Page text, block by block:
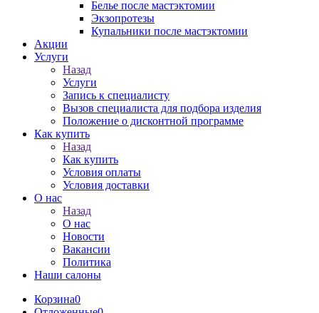
Белье после мастэктомии
Экзопротезы
Купальники после мастэктомии
Акции
Услуги
Назад
Услуги
Запись к специалисту
Вызов специалиста для подбора изделия
Положение о дисконтной программе
Как купить
Назад
Как купить
Условия оплаты
Условия доставки
О нас
Назад
О нас
Новости
Вакансии
Политика
Наши салоны
Корзина0